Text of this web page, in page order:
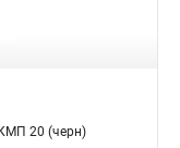
20 (черн)